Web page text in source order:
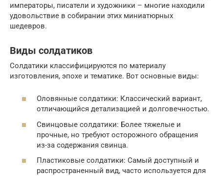
императоры, писатели и художники – многие находили
удовольствие в собирании этих миниатюрных
шедевров.
Виды солдатиков
Солдатики классифицируются по материалу
изготовления, эпохе и тематике. Вот основные виды:
Оловянные солдатики: Классический вариант,
отличающийся детализацией и долговечностью.
Свинцовые солдатики: Более тяжелые и
прочные, но требуют осторожного обращения
из-за содержания свинца.
Пластиковые солдатики: Самый доступный и
распространенный вид, часто используется для